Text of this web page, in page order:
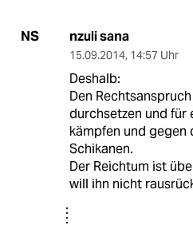
NS nzuli sana
15.09.2014, 14:57 Uhr
Deshalb:
Den
durchsetzen und für
kämpfen und gegen
Schikanen.
Der Reichtum ist
will ihn nicht